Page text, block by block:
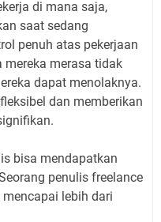
di mana saja,
saat sedang
penuh atas pekerjaan
mereka merasa tidak
dapat menolaknya.
dan memberikan
bisa mendapatkan
penulis freelance
lebih dari